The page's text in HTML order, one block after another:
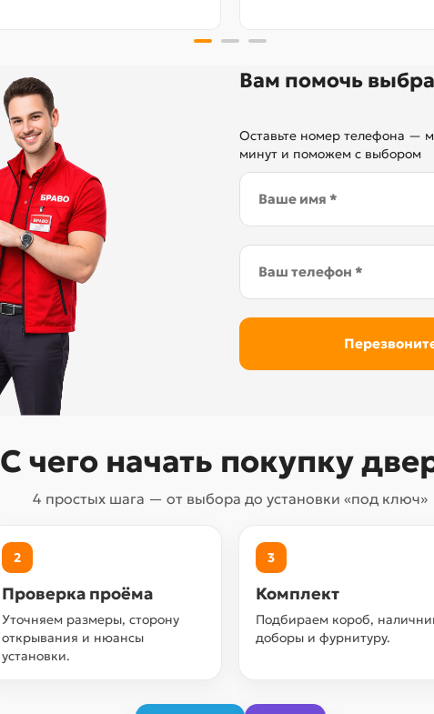
Вам помочь
Оставьте номер телефона —
минут и поможем с выбором
С чего начать покупку
4 простых шага — от выбора до установки «под ключ»
2
Проверка проёма
Уточняем размеры, сторону
открывания и нюансы
установки.
3
Комплект
Подбираем короб,
доборы и фурнитуру.